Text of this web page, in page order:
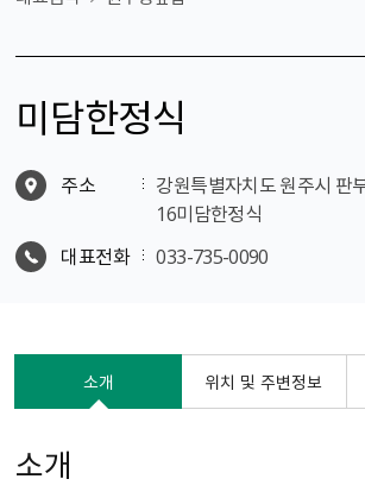
미담한정식
주소
강원특별자치도 원주시 판
16미담한정식
대표전화
033-735-0090
소개 위치 및 주변정보
소개